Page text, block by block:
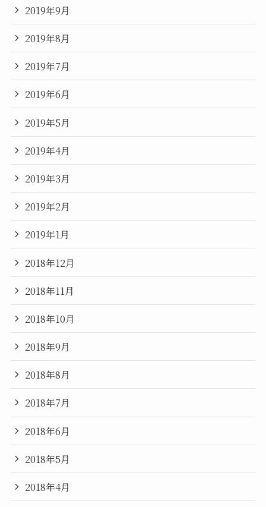
2019年9月
2019年8月
2019年7月
2019年6月
2019年5月
2019年4月
2019年3月
2019年2月
2019年1月
2018年12月
2018年11月
2018年10月
2018年9月
2018年8月
2018年7月
2018年6月
2018年5月
2018年4月